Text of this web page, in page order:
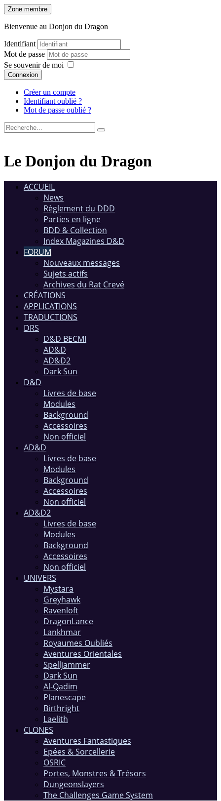
Zone membre
Bienvenue au Donjon du Dragon
Identifiant
Mot de passe
Se souvenir de moi
Connexion
Créer un compte
Identifiant oublié ?
Mot de passe oublié ?
Le Donjon du Dragon
ACCUEIL
News
Règlement du DDD
Parties en ligne
BDD & Collection
Index Magazines D&D
FORUM
Nouveaux messages
Sujets actifs
Archives du Rat Crevé
CRÉATIONS
APPLICATIONS
TRADUCTIONS
DRS
D&D BECMI
AD&D
AD&D2
Dark Sun
D&D
Livres de base
Modules
Background
Accessoires
Non officiel
AD&D
Livres de base
Modules
Background
Accessoires
Non officiel
AD&D2
Livres de base
Modules
Background
Accessoires
Non officiel
UNIVERS
Mystara
Greyhawk
Ravenloft
DragonLance
Lankhmar
Royaumes Oubliés
Aventures Orientales
Spelljammer
Dark Sun
Al-Qadim
Planescape
Birthright
Laelith
CLONES
Aventures Fantastiques
Epées & Sorcellerie
OSRIC
Portes, Monstres & Trésors
Dungeonslayers
The Challenges Game System